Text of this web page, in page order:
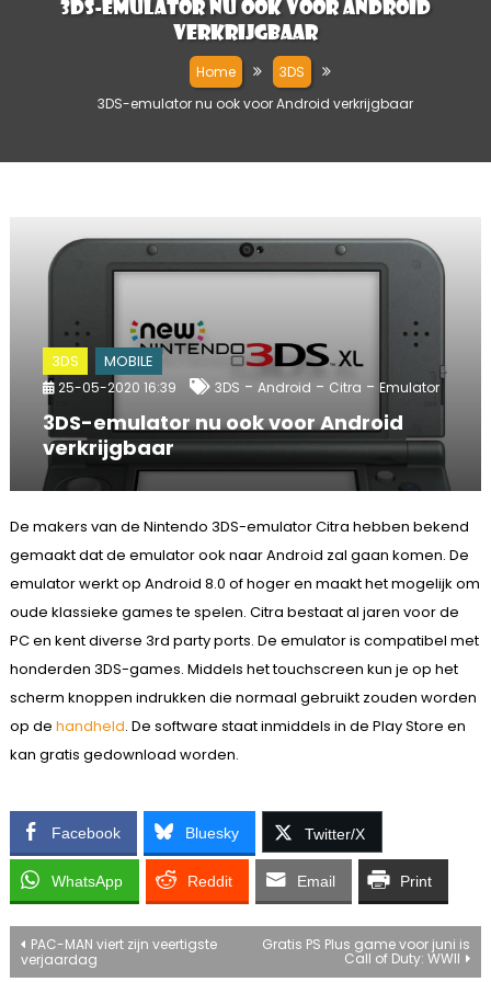
3DS-emulator nu ook voor Android
verkrijgbaar
Home
3DS
3DS-emulator nu ook voor Android verkrijgbaar
3DS MOBILE
25-05-2020 16:39 3DS - Android - Citra - Emulator
3DS-emulator nu ook voor Android
verkrijgbaar
De makers van de Nintendo 3DS-emulator Citra hebben bekend
gemaakt dat de emulator ook naar Android zal gaan komen. De
emulator werkt op Android 8.0 of hoger en maakt het mogelijk om
oude klassieke games te spelen. Citra bestaat al jaren voor de
PC en kent diverse 3rd party ports. De emulator is compatibel met
honderden 3DS-games. Middels het touchscreen kun je op het
scherm knoppen indrukken die normaal gebruikt zouden worden
op de handheld. De software staat inmiddels in de Play Store en
kan gratis gedownload worden.
Facebook Bluesky Twitter/X
WhatsApp Reddit Email Print
Bericht
PAC-MAN viert zijn veertigste
verjaardag
Gratis PS Plus game voor juni is
Call of Duty: WWII